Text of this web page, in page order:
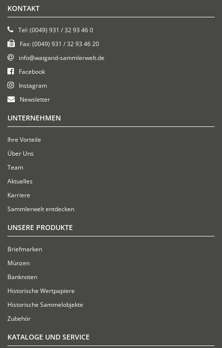
KONTAKT
Tel: (0049) 931 / 32 93 46 0
Fax: (0049) 931 / 32 93 46 20
info@waigand-sammlerwelt.de
Facebook
Instagram
Newsletter
UNTERNEHMEN
Ihre Vorteile
Über Uns
Team
Aktuelles
Karriere
Sammlerwelt entdecken
UNSERE PRODUKTE
Briefmarken
Münzen
Banknoten
Historische Wertpapiere
Historische Sammelobjekte
Zubehör
KATALOGE UND SERVICE